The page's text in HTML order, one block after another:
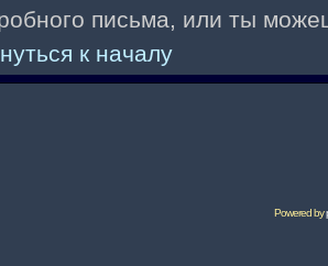
письма, или ты
к началу
Powered by